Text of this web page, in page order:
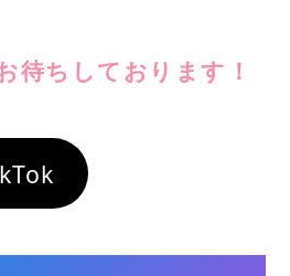
待ちしております！